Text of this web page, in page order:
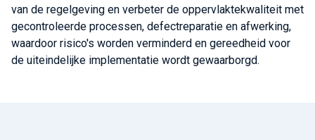
van de regelgeving en verbeter de oppervlaktekwaliteit met
gecontroleerde processen, defectreparatie en afwerking,
waardoor risico's worden verminderd en gereedheid voor
de uiteindelijke implementatie wordt gewaarborgd.